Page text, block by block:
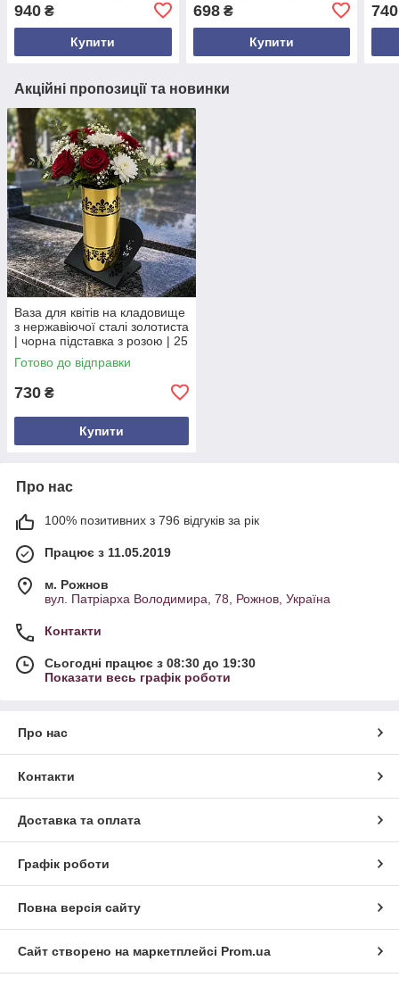
940 ₴
Купити
срібляста | LED 19 см |
Польща
698₴
Купити
740
Акційні пропозиції та новинки
Ваза для квітів на кладовище
з нержавіючої сталі золотиста
| чорна підставка з розою | 25
см Опис товару
Готово до відправки
730 ₴
Купити
Про нас
100% позитивних з 796 відгуків за рік
Працює з 11.05.2019
м. Рожнов
вул. Патріарха Володимира, 78, Рожнов, Україна
Контакти
Сьогодні працює з 08:30 до 19:30
Показати весь графік роботи
Про нас
Контакти
Доставка та оплата
Графік роботи
Повна версія сайту
Сайт створено на маркетплейсі Prom.ua